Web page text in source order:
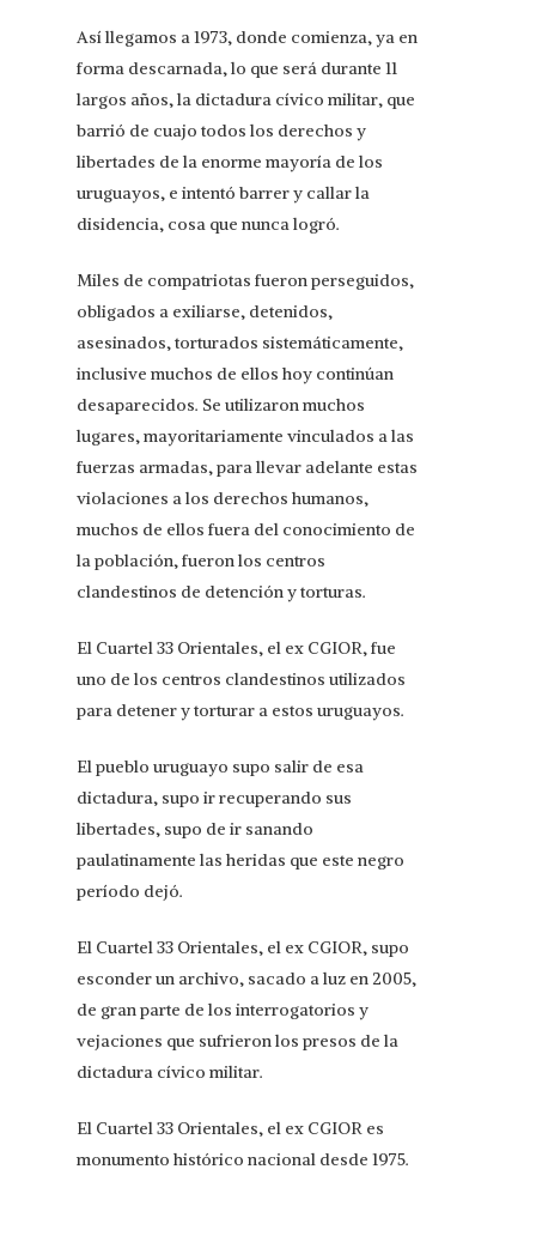
Así llegamos a 1973, donde comienza, ya en
forma descarnada, lo que será durante 11
largos años, la dictadura cívico militar, que
barrió de cuajo todos los derechos y
libertades de la enorme mayoría de los
uruguayos, e intentó barrer y callar la
disidencia, cosa que nunca logró.
Miles de compatriotas fueron perseguidos,
obligados a exiliarse, detenidos,
asesinados, torturados sistemáticamente,
inclusive muchos de ellos hoy continúan
desaparecidos. Se utilizaron muchos
lugares, mayoritariamente vinculados a las
fuerzas armadas, para llevar adelante estas
violaciones a los derechos humanos,
muchos de ellos fuera del conocimiento de
la población, fueron los centros
clandestinos de detención y torturas.
El Cuartel 33 Orientales, el ex CGIOR, fue
uno de los centros clandestinos utilizados
para detener y torturar a estos uruguayos.
El pueblo uruguayo supo salir de esa
dictadura, supo ir recuperando sus
libertades, supo de ir sanando
paulatinamente las heridas que este negro
período dejó.
El Cuartel 33 Orientales, el ex CGIOR, supo
esconder un archivo, sacado a luz en 2005,
de gran parte de los interrogatorios y
vejaciones que sufrieron los presos de la
dictadura cívico militar.
El Cuartel 33 Orientales, el ex CGIOR es
monumento histórico nacional desde 1975.